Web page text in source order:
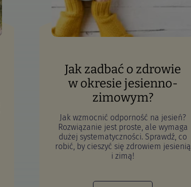
Jak zadbać o zdrowie
w okresie jesienno-
zimowym?
Jak wzmocnić odporność na jesień?
Rozwiązanie jest proste, ale wymaga
dużej systematyczności. Sprawdź, co
robić, by cieszyć się zdrowiem jesienią
i zimą!